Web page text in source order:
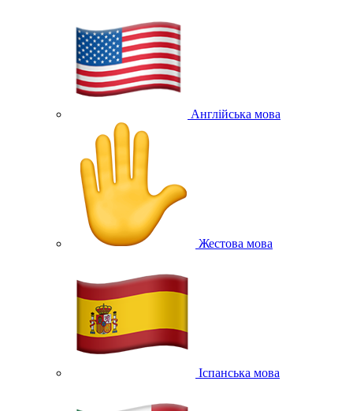
Англійська мова
Жестова мова
Іспанська мова